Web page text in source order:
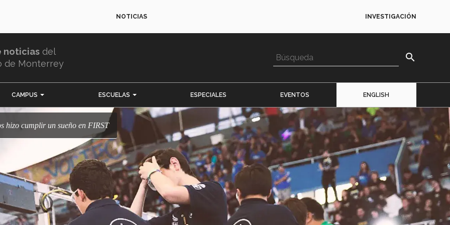
NOTICIAS INVESTIGACIÓN
noticias del
de Monterrey
search
CAMPUS ESCUELAS ESPECIALES EVENTOS ENGLISH
hizo cumplir un sueño en FIRST